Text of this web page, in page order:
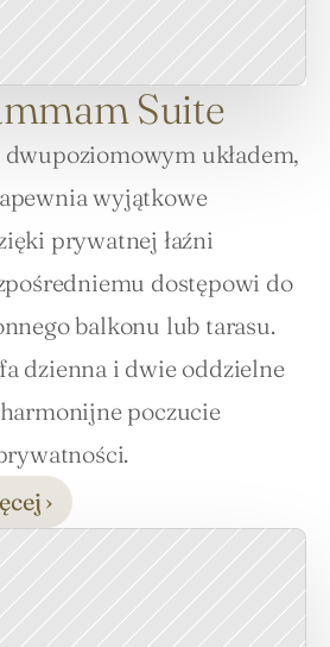
Suite
układem,
wyjątkowe
prywatnej łaźni
dostępowi do
balkonu lub tarasu.
dzienna i dwie oddzielne
poczucie
›